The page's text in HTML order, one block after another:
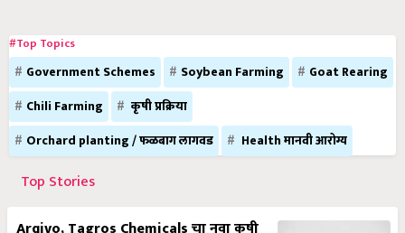
#Top Topics
Government Schemes Soybean Farming
Goat Rearing
Chili Farming
कृषी प्रक्रिया
Orchard planting / फळबाग लागवड
Health मानवी आरोग्य
Top Stories